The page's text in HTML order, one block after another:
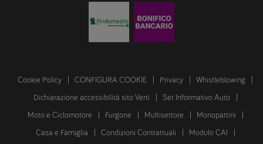
Cookie Policy CONFIGURA COOKIE Privacy Whistleblowing
Dichiarazione accessibilità sito Verti Set Informativo Auto
Moto e Ciclomotore Furgone Multisettore Monopattini
Casa e Famiglia Condizioni Contrattuali Modulo CAI